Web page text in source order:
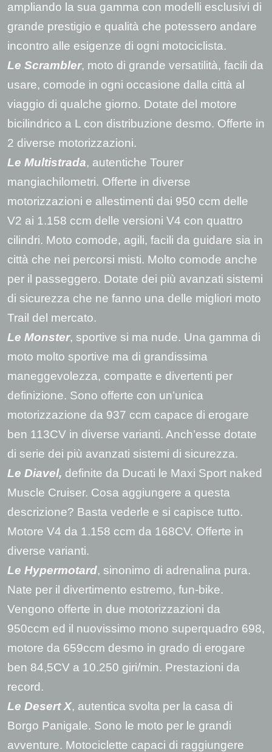
ampliando la sua gamma con modelli esclusivi di
grande prestigio e qualità che potessero andare
incontro alle esigenze di ogni motociclista.
Le Scrambler, moto di grande versatilità, facili da
usare, comode in ogni occasione dalla città al
viaggio di qualche giorno. Dotate del motore
bicilindrico a L con distribuzione desmo. Offerte in
2 diverse motorizzazioni.
Le Multistrada, autentiche Tourer
mangiachilometri. Offerte in diverse
motorizzazioni e allestimenti dai 950 ccm delle
V2 ai 1.158 ccm delle versioni V4 con quattro
cilindri. Moto comode, agili, facili da guidare sia in
città che nei percorsi misti. Molto comode anche
per il passeggero. Dotate dei più avanzati sistemi
di sicurezza che ne fanno una delle migliori moto
Trail del mercato.
Le Monster, sportive si ma nude. Una gamma di
moto molto sportive ma di grandissima
maneggevolezza, compatte e divertenti per
definizione. Sono offerte con un’unica
motorizzazione da 937 ccm capace di erogare
ben 113CV in diverse varianti. Anch’esse dotate
di serie dei più avanzati sistemi di sicurezza.
Le Diavel, definite da Ducati le Maxi Sport naked
Muscle Cruiser. Cosa aggiungere a questa
descrizione? Basta vederle e si capisce tutto.
Motore V4 da 1.158 ccm da 168CV. Offerte in
diverse varianti.
Le Hypermotard, sinonimo di adrenalina pura.
Nate per il divertimento estremo, fun-bike.
Vengono offerte in due motorizzazioni da
950ccm ed il nuovissimo mono superquadro 698,
motore da 659ccm desmo in grado di erogare
ben 84,5CV a 10.250 giri/min. Prestazioni da
record.
Le Desert X, autentica svolta per la casa di
Borgo Panigale. Sono le moto per le grandi
avventure. Motociclette capaci di raggiungere